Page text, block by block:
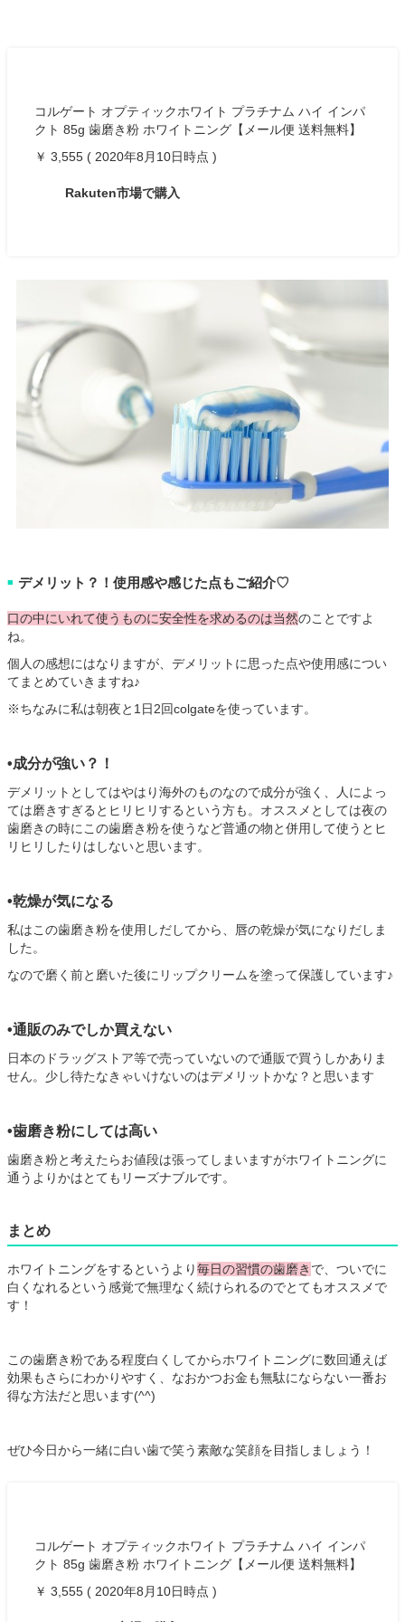
コルゲート オプティックホワイト プラチナム ハイ インパ
クト 85g 歯磨き粉 ホワイトニング【メール便 送料無料】
￥ 3,555 ( 2020年8月10日時点 )
Rakuten市場で購入
■ デメリット？！使用感や感じた点もご紹介♡
口の中にいれて使うものに安全性を求めるのは当然のことですよ
ね。
個人の感想にはなりますが、デメリットに思った点や使用感につい
てまとめていきますね♪
※ちなみに私は朝夜と1日2回colgateを使っています。
•成分が強い？！
デメリットとしてはやはり海外のものなので成分が強く、人によっ
ては磨きすぎるとヒリヒリするという方も。オススメとしては夜の
歯磨きの時にこの歯磨き粉を使うなど普通の物と併用して使うとヒ
リヒリしたりはしないと思います。
•乾燥が気になる
私はこの歯磨き粉を使用しだしてから、唇の乾燥が気になりだしま
した。
なので磨く前と磨いた後にリップクリームを塗って保護しています♪
•通販のみでしか買えない
日本のドラッグストア等で売っていないので通販で買うしかありま
せん。少し待たなきゃいけないのはデメリットかな？と思います
•歯磨き粉にしては高い
歯磨き粉と考えたらお値段は張ってしまいますがホワイトニングに
通うよりかはとてもリーズナブルです。
まとめ
ホワイトニングをするというより毎日の習慣の歯磨き で、ついでに
白くなれるという感覚で無理なく続けられるのでとてもオススメで
す！
この歯磨き粉である程度白くしてからホワイトニングに数回通えば
効果もさらにわかりやすく、なおかつお金も無駄にならない一番お
得な方法だと思います(^^)
ぜひ今日から一緒に白い歯で笑う素敵な笑顔を目指しましょう！
コルゲート オプティックホワイト プラチナム ハイ インパ
クト 85g 歯磨き粉 ホワイトニング【メール便 送料無料】
￥ 3,555 ( 2020年8月10日時点 )